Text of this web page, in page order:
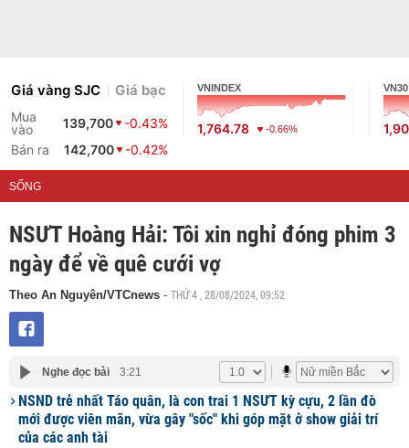
Giá vàng SJC Giá bạc
Mua
vào
139,700
-0.43%
Bán ra
142,700 -0.42%
VNINDEX
1,764.78 -0.66%
VN30
SỐNG
NSƯT Hoàng Hải: Tôi xin nghỉ đóng phim 3
ngày để về quê cưới vợ
Theo An Nguyên/VTCnews - THỨ 4 , 28/08/2024, 09:52
Nghe đọc bài 3:21
NSND trẻ nhất Táo quân, là con trai 1 NSƯT kỳ cựu, 2 lần đò
mới được viên mãn, vừa gây "sốc" khi góp mặt ở show giải trí
của các anh tài